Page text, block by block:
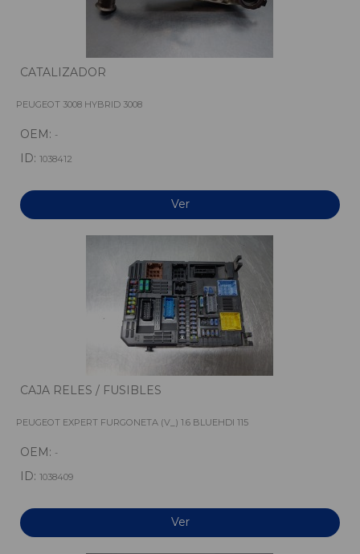
CATALIZADOR
PEUGEOT 3008 HYBRID 3008
OEM: -
ID: 1038412
Ver
CAJA RELES / FUSIBLES
PEUGEOT EXPERT FURGONETA (V_) 1.6 BLUEHDI 115
OEM: -
ID: 1038409
Ver